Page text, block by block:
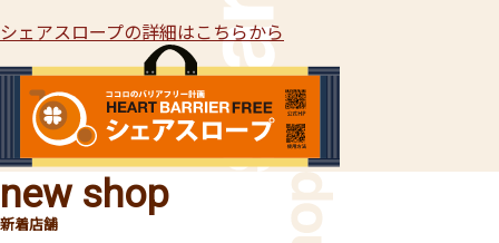
シェアスロープの詳細はこちらから
新着店舗
new shop